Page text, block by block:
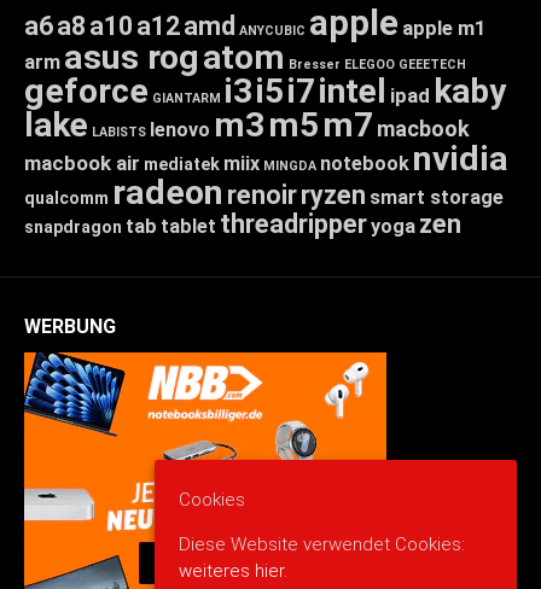
a6a8 a10 a12amd ANYCUBIC apple apple m1
arm asus rogatom Bresser ELEGOO GEEETECH
geforce GIANTARM i3i5i7intel ipad kaby
lake LABISTS lenovo m3m5m7 macbook
macbook air mediatek miix MINGDA notebook nvidia
qualcomm radeon renoirryzen smart storage
snapdragon tab tablet threadripperyoga zen
WERBUNG
Cookies
Diese Website verwendet Cookies:
weiteres hier.